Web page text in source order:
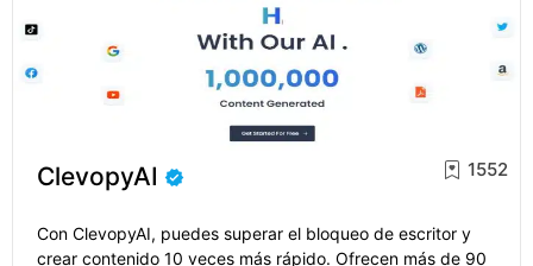
ClevopyAI 1552
Con ClevopyAI, puedes superar el bloqueo de escritor y
crear contenido 10 veces más rápido. Ofrecen más de 90